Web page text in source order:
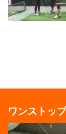
ワンストッ